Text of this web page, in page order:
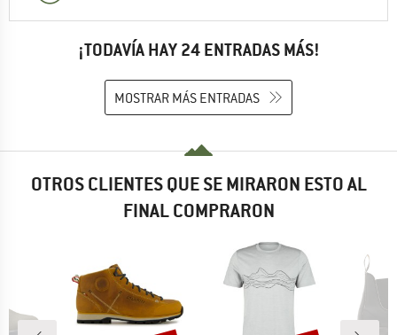
¡TODAVÍA HAY 24 ENTRADAS MÁS!
MOSTRAR MÁS ENTRADAS
OTROS CLIENTES QUE SE MIRARON ESTO AL
FINAL COMPRARON